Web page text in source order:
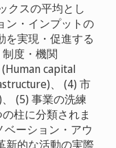
クスの平均とし
ン・インプットの
を実現・促進する
度・機関
capital
、 (4) 市
(5) 事業の洗練
柱に分類されま
ーション・アウ
新的な活動の実際